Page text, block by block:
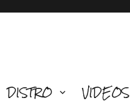
DISTRO VIDEOS